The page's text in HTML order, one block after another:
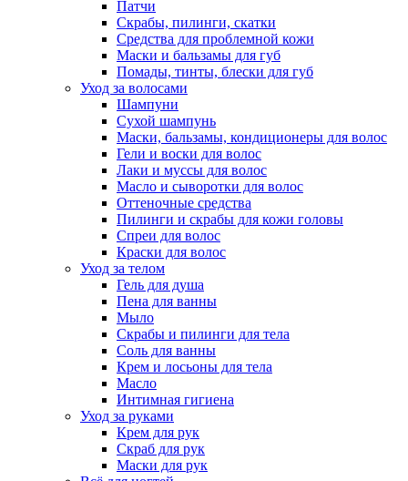
Патчи
Скрабы, пилинги, скатки
Средства для проблемной кожи
Маски и бальзамы для губ
Помады, тинты, блески для губ
Уход за волосами
Шампуни
Сухой шампунь
Маски, бальзамы, кондиционеры для волос
Гели и воски для волос
Лаки и муссы для волос
Масло и сыворотки для волос
Оттеночные средства
Пилинги и скрабы для кожи головы
Спреи для волос
Краски для волос
Уход за телом
Гель для душа
Пена для ванны
Мыло
Скрабы и пилинги для тела
Соль для ванны
Крем и лосьоны для тела
Масло
Интимная гигиена
Уход за руками
Крем для рук
Скраб для рук
Маски для рук